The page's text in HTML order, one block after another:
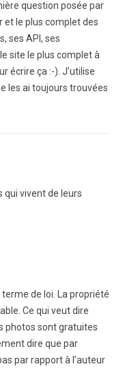
question posée par
et le plus complet des
ses API, ses
site le plus complet à
écrire ça :-). J’utilise
les ai toujours trouvées
qui vivent de leurs
de loi. La propriété
Ce qui veut dire
photos sont gratuites
dire que par
par rapport à l’auteur